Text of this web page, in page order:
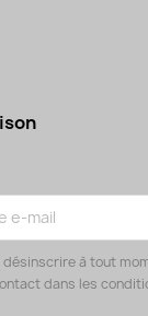
désinscrire à tout
dans les